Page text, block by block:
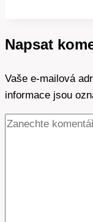
Napsat
Vaše e-mailová
informace jsou